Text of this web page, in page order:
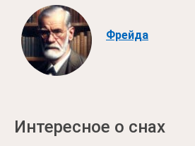
Фрейда
Интересное о снах